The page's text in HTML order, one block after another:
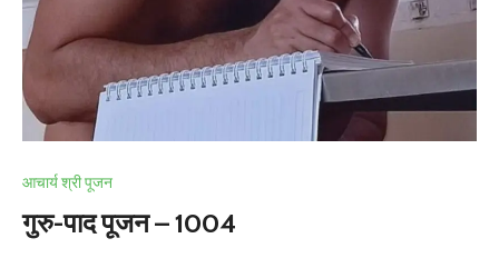
आचार्य श्री पूजन
गुरु-पाद पूजन – 1004